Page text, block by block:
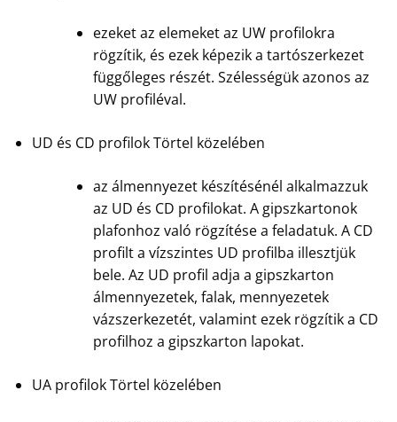
ezeket az elemeket az UW profilokra
rögzítik, és ezek képezik a tartószerkezet
függőleges részét. Szélességük azonos az
UW profiléval.
UD és CD profilok Törtel közelében
az álmennyezet készítésénél alkalmazzuk
az UD és CD profilokat. A gipszkartonok
plafonhoz való rögzítése a feladatuk. A CD
profilt a vízszintes UD profilba illesztjük
bele. Az UD profil adja a gipszkarton
álmennyezetek, falak, mennyezetek
vázszerkezetét, valamint ezek rögzítik a CD
profilhoz a gipszkarton lapokat.
UA profilok Törtel közelében